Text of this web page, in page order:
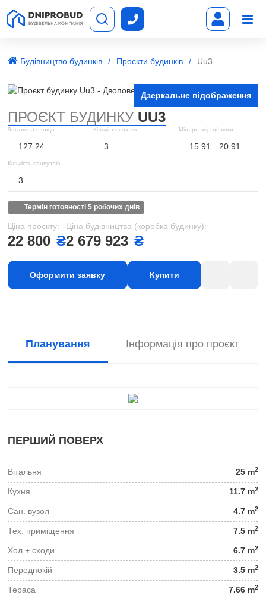
Будівництво будинків Проєкти будинків Uu3
Дзеркальне відображення
ПРОЄКТ БУДИНКУ UU3
Загальна площа:
127.24
Кількість спален:
3
Мін. розмір ділянки:
15.91 20.91
Кількість санвузлів:
3
термін готовності 5 робочих днів
Ціна проєкту:
22 800 ₴
Ціна будівництва (коробка будинку):
2 679 923 ₴
Оформити заявку Купити
Планування Інформація про проєкт
ПЕРШИЙ ПОВЕРХ
Вітальня 25 m2
Кухня 11.7 m2
Сан. вузол 4.7 m2
Тех. приміщення 7.5 m2
Хол + сходи 6.7 m2
Передпокій 3.5 m2
Тераса 7.66 m2